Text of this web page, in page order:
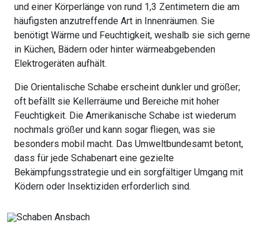
und einer Körperlänge von rund 1,3 Zentimetern die am
häufigsten anzutreffende Art in Innenräumen. Sie
benötigt Wärme und Feuchtigkeit, weshalb sie sich gerne
in Küchen, Bädern oder hinter wärmeabgebenden
Elektrogeräten aufhält.
Die Orientalische Schabe erscheint dunkler und größer;
oft befällt sie Kellerräume und Bereiche mit hoher
Feuchtigkeit. Die Amerikanische Schabe ist wiederum
nochmals größer und kann sogar fliegen, was sie
besonders mobil macht. Das Umweltbundesamt betont,
dass für jede Schabenart eine gezielte
Bekämpfungsstrategie und ein sorgfältiger Umgang mit
Ködern oder Insektiziden erforderlich sind.